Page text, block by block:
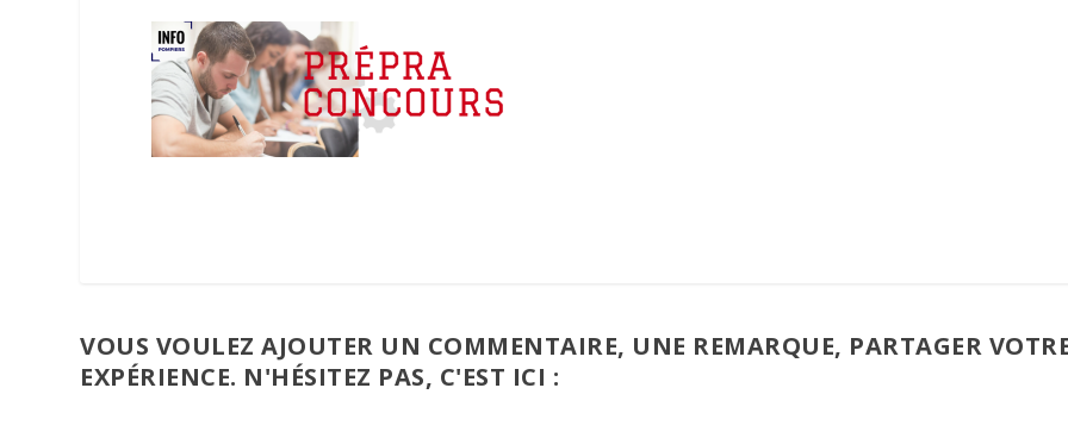
VOUS VOULEZ AJOUTER UN COMMENTAIRE, UNE REMARQUE, PARTAGER
EXPÉRIENCE. N'HÉSITEZ PAS, C'EST ICI :